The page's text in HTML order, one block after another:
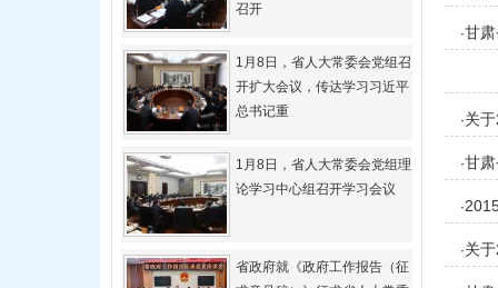
召开
1月8日，省人大常委会党组召
开扩大会议，传达学习习近平
总书记重
1月8日，省人大常委会党组理
论学习中心组召开学习会议
省政府就《政府工作报告（征
·甘
·关
·甘
面）
·
·关